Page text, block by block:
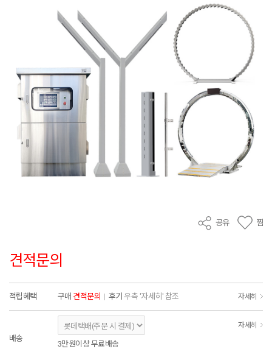
공유 찜
견적문의
적립혜택 구매 견적문의 | 후기 우측 '자세히' 참조 자세히
배송
자세히
3만원이상 무료배송